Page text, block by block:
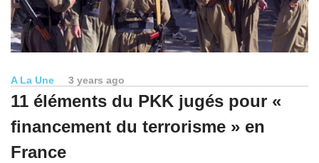
A La Une 3 years ago
11 éléments du PKK jugés pour «
financement du terrorisme » en
France